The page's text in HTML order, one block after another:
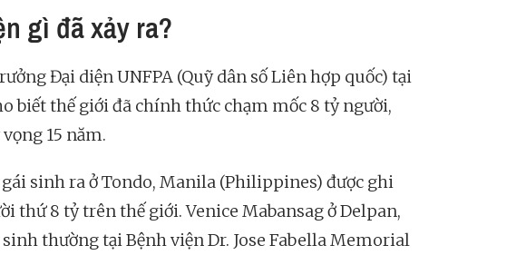
gì đã xảy ra?
Đại diện UNFPA (Quỹ dân số Liên hợp quốc) tại
biết thế giới đã chính thức chạm mốc 8 tỷ người,
15 năm.
gái sinh ra ở Tondo, Manila (Philippines) được ghi
thứ 8 tỷ trên thế giới. Venice Mabansag ở Delpan,
thường tại Bệnh viện Dr. Jose Fabella Memorial